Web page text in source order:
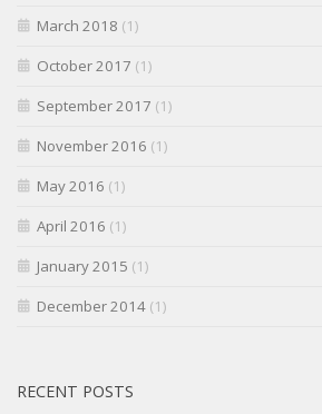
March 2018 (1)
October 2017 (1)
September 2017 (1)
November 2016 (1)
May 2016 (1)
April 2016 (1)
January 2015 (1)
December 2014 (1)
RECENT POSTS